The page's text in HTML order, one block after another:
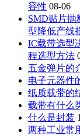
容性 08-06
SMD贴片
型降低产线
IC载带选型
程选型方法
五金弹片的
电子元器件
纸质载带的
载带有什么
什么是封装
两种工业常